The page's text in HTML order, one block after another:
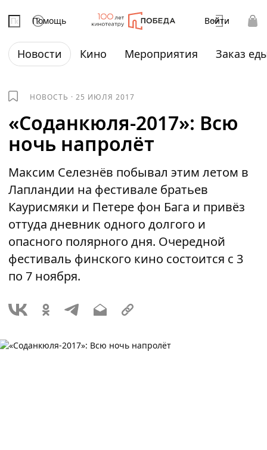
Помощь Войти
Новости Кино Мероприятия Заказ
НОВОСТЬ ·25 ИЮЛЯ 2017
«Соданкюля-2017»: Всю
ночь напролёт
Максим Селезнёв побывал этим летом в
Лапландии на фестивале братьев
Каурисмяки и Петере фон Бага и привёз
оттуда дневник одного долгого и
опасного полярного дня. Очередной
фестиваль финского кино состоится с 3
по 7 ноября.